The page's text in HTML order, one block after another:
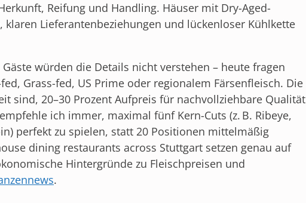
Reifung und Handling. Häuser mit Dry-Aged-
klaren Lieferantenbeziehungen und lückenloser Kühlkette
würden die Details nicht verstehen – heute fragen
Grass-fed, US Prime oder regionalem Färsenfleisch. Die
sind, 20–30 Prozent Aufpreis für nachvollziehbare Qualität
ich immer, maximal fünf Kern-Cuts (z. B. Ribeye,
perfekt zu spielen, statt 20 Positionen mittelmäßig
dining restaurants across Stuttgart setzen genau auf
Hintergründe zu Fleischpreisen und
.